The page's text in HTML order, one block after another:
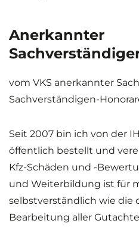
Anerkannter
vom VKS anerkannter
Sachverständigen-
Seit 2007 bin ich von der
öffentlich bestellt und
Kfz-Schäden und -
und Weiterbildung ist für
selbstverständlich wie die
Bearbeitung aller